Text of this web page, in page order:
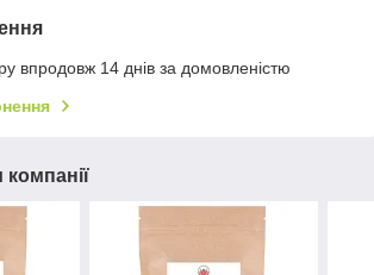
впродовж 14 днів за домовленістю
компанії